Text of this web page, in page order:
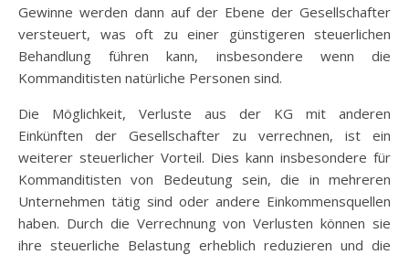
Gewinne werden dann auf der Ebene der Gesellschafter
versteuert, was oft zu einer günstigeren steuerlichen
Behandlung führen kann, insbesondere wenn die
Kommanditisten natürliche Personen sind.
Die Möglichkeit, Verluste aus der KG mit anderen
Einkünften der Gesellschafter zu verrechnen, ist ein
weiterer steuerlicher Vorteil. Dies kann insbesondere für
Kommanditisten von Bedeutung sein, die in mehreren
Unternehmen tätig sind oder andere Einkommensquellen
haben. Durch die Verrechnung von Verlusten können sie
ihre steuerliche Belastung erheblich reduzieren und die